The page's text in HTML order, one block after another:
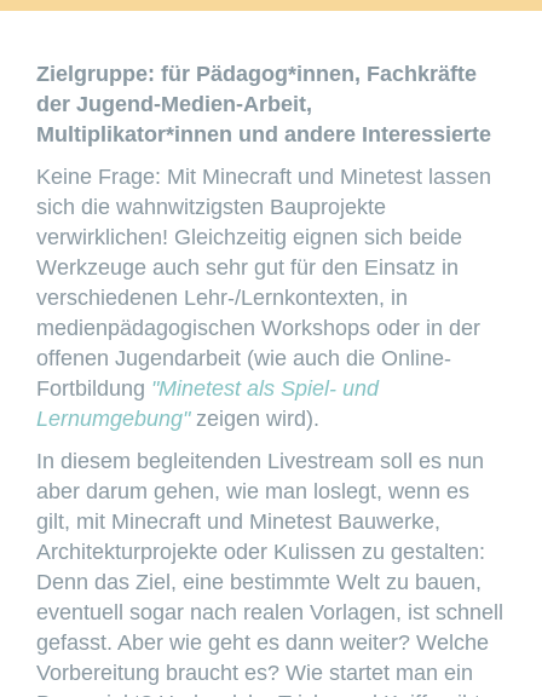
Zielgruppe: für Pädagog*innen, Fachkräfte
der Jugend-Medien-Arbeit,
Multiplikator*innen und andere Interessierte
Keine Frage: Mit Minecraft und Minetest lassen
sich die wahnwitzigsten Bauprojekte
verwirklichen! Gleichzeitig eignen sich beide
Werkzeuge auch sehr gut für den Einsatz in
verschiedenen Lehr-/Lernkontexten, in
medienpädagogischen Workshops oder in der
offenen Jugendarbeit (wie auch die Online-
Fortbildung "Minetest als Spiel- und
Lernumgebung"zeigen wird).
In diesem begleitenden Livestream soll es nun
aber darum gehen, wie man loslegt, wenn es
gilt, mit Minecraft und Minetest Bauwerke,
Architekturprojekte oder Kulissen zu gestalten:
Denn das Ziel, eine bestimmte Welt zu bauen,
eventuell sogar nach realen Vorlagen, ist schnell
gefasst. Aber wie geht es dann weiter? Welche
Vorbereitung braucht es? Wie startet man ein